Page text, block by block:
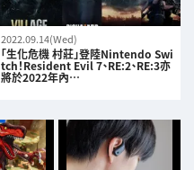
2022.09.14(Wed)
「生化危機 村莊」登陸Nintendo Swi
tch！Resident Evil 7、RE:2、RE:3亦
將於2022年內…